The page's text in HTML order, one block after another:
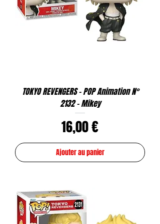
TOKYO REVENGERS - POP Animation N°
2132 - Mikey
Prix
16,00 €
Ajouter au panier